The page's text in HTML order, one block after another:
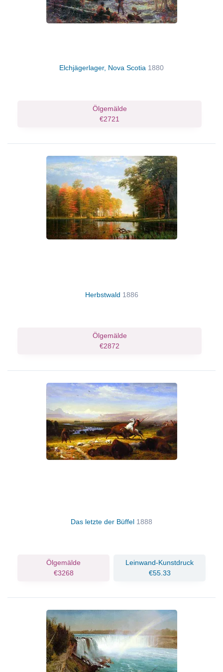
Elchjägerlager, Nova Scotia 1880
Ölgemälde
€2721
Herbstwald 1886
Ölgemälde
€2872
Das letzte der Büffel 1888
Ölgemälde
€3268
Leinwand-Kunstdruck
€55.33